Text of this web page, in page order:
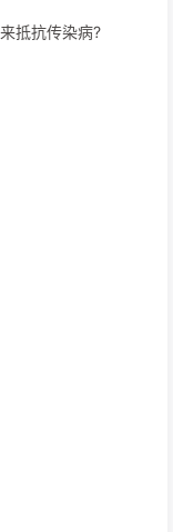
抵抗传染病?